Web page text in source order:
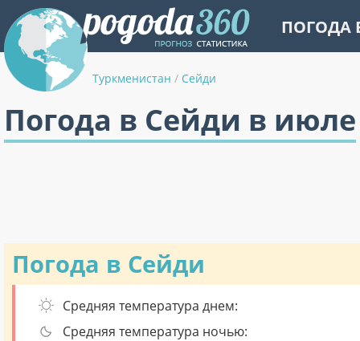
ПОГОДА
Туркменистан / Сейди
Погода в Сейди в июле
Погода в Сейди
Средняя температура днем:
Средняя температура ночью: